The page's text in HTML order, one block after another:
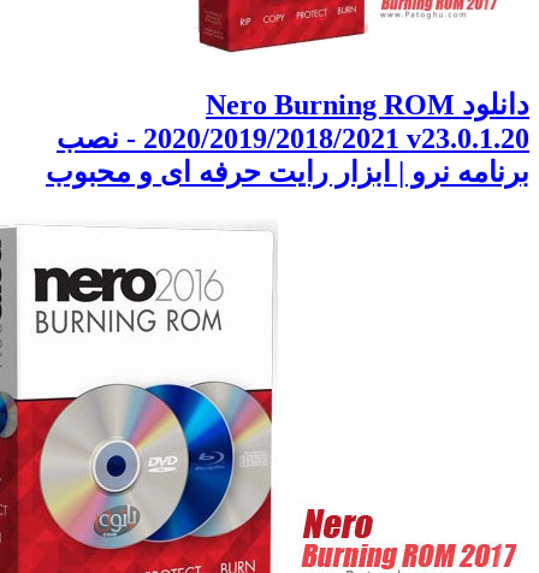
دانلود Nero Burning ROM
2020/2019/2018/2021 v23.0.1.20 - نصب
نرو | ابزار رایت حرفه ای و محبوب